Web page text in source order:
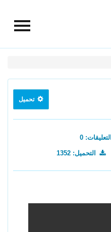
تحميل
التعليقات: 0
التحميل: 1352